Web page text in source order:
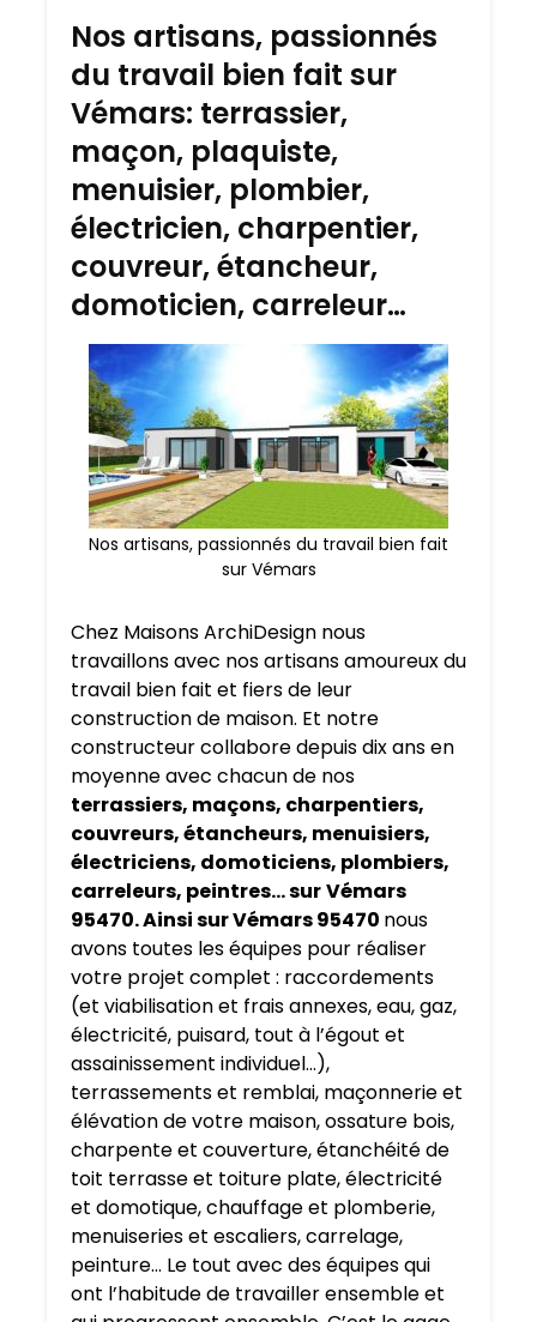
Nos artisans, passionnés
du travail bien fait sur
Vémars: terrassier,
maçon, plaquiste,
menuisier, plombier,
électricien, charpentier,
couvreur, étancheur,
domoticien, carreleur…
Nos artisans, passionnés du travail bien fait
sur Vémars
Chez Maisons ArchiDesign nous
travaillons avec nos artisans amoureux du
travail bien fait et fiers de leur
construction de maison. Et notre
constructeur collabore depuis dix ans en
moyenne avec chacun de nos
terrassiers, maçons, charpentiers,
couvreurs, étancheurs, menuisiers,
électriciens, domoticiens, plombiers,
carreleurs, peintres… surVémars
95470. Ainsi sur Vémars 95470 nous
avons toutes les équipes pour réaliser
votre projet complet : raccordements
(et viabilisation et frais annexes, eau, gaz,
électricité, puisard, tout à l’égout et
assainissement individuel…),
terrassements et remblai, maçonnerie et
élévation de votre maison, ossature bois,
charpente et couverture, étanchéité de
toit terrasse et toiture plate, électricité
et domotique, chauffage et plomberie,
menuiseries et escaliers, carrelage,
peinture… Le tout avec des équipes qui
ont l’habitude de travailler ensemble et